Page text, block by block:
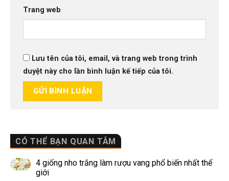
CÓ THỂ BẠN QUAN TÂM
4 giống nho trắng làm rượu vang phổ biến nhất thế
giới
Trang web
Lưu tên của tôi, email, và trang web trong trình
duyệt này cho lần bình luận kế tiếp của tôi.